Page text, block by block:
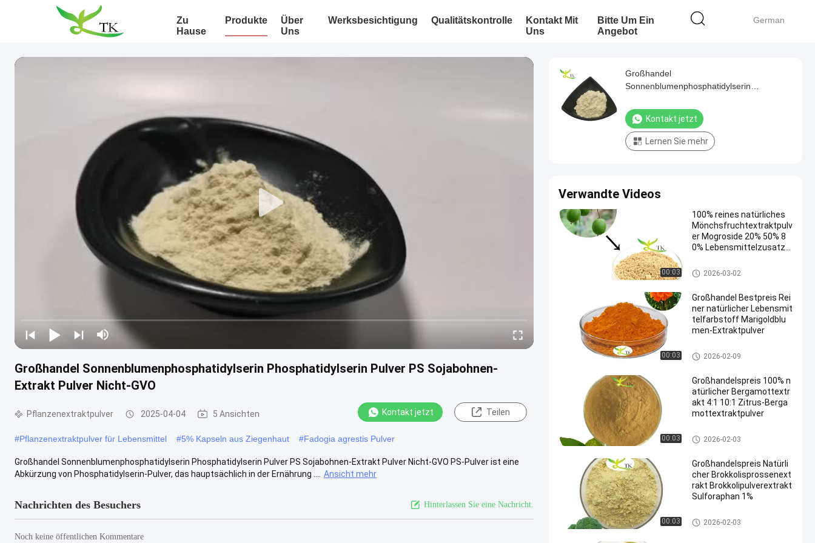
German
Zu
Hause
Produkte
Über
Uns
Werksbesichtigung Qualitätskontrolle
Kontakt Mit
Uns
Bitte Um Ein
Angebot
Großhandel Sonnenblumenphosphatidylserin Phosphatidylserin Pulver PS Sojabohnen-
Extrakt Pulver Nicht-GVO
Pflanzenextraktpulver 2025-04-04 5 Ansichten Kontakt jetzt Teilen
#Pflanzenextraktpulver für Lebensmittel #5% Kapseln aus Ziegenhaut #Fadogia agrestis Pulver
Großhandel Sonnenblumenphosphatidylserin Phosphatidylserin Pulver PS Sojabohnen-Extrakt Pulver Nicht-GVO PS-Pulver ist eine
Abkürzung von Phosphatidylserin-Pulver, das hauptsächlich in der Ernährung ....
Ansicht mehr
Nachrichten des Besuchers Hinterlassen Sie eine Nachricht.
Noch keine öffentlichen Kommentare
Großhandel
Sonnenblumenphosphatidylserin
Extrakt Pulver Nicht-GVO
Kontakt jetzt
Lernen Sie mehr
Verwandte Videos
00:03
100% reines natürliches
Mönchsfruchtextraktpulv
er Mogroside 20% 50% 8
0% Lebensmittelzusatzs
Pflanzenextraktpulver
2026-03-02
00:03
Großhandel Bestpreis Rei
ner natürlicher Lebensmit
telfarbstoff Marigoldblu
men-Extraktpulver
Pflanzenextraktpulver
2026-02-09
00:03
Großhandelspreis 100% n
atürlicher Bergamottextr
akt 4:1 10:1 Zitrus-Berga
mottextraktpulver
Pflanzenextraktpulver
2026-02-03
00:03
Großhandelspreis Natürli
cher Brokkolisprossenext
rakt Brokkolipulverextrakt
Sulforaphan 1%
Pflanzenextraktpulver
2026-02-03